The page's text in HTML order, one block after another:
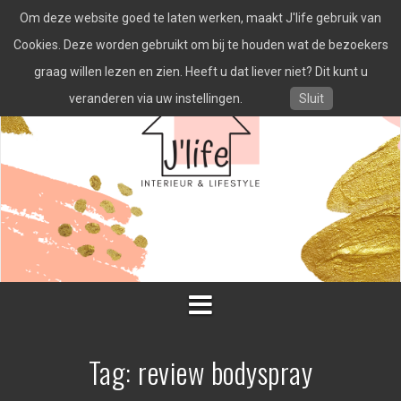
naar
inhoud
Tag: review bodyspray
Om deze website goed te laten werken, maakt J'life gebruik van
Cookies. Deze worden gebruikt om bij te houden wat de bezoekers
graag willen lezen en zien. Heeft u dat liever niet? Dit kunt u
veranderen via uw instellingen.
Sluit